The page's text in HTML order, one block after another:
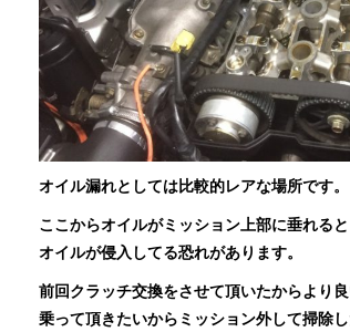
オイル漏れとしては比較的レアな場所です。
ここからオイルがミッション上部に垂れる
オイルが侵入してる恐れがあります。
前回クラッチ交換をさせて頂いたからより
乗って頂きたいからミッション外して掃除